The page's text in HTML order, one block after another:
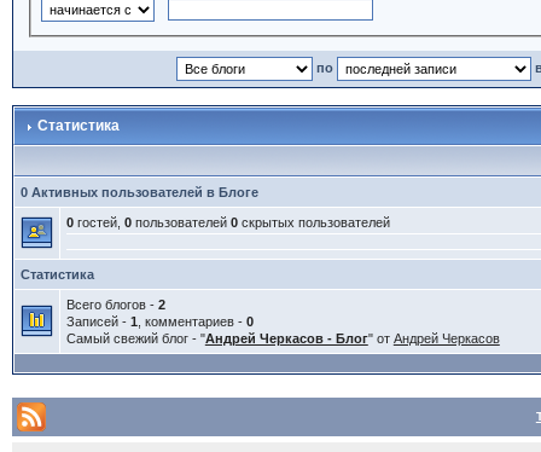
по
Статистика
0 Активных пользователей в Блоге
0гостей, 0пользователей 0скрытых пользователей
Статистика
Всего блогов - 2
Записей - 1 , комментариев - 0
Самый свежий блог - "Андрей Черкасов - Блог" от Андрей Черкасов